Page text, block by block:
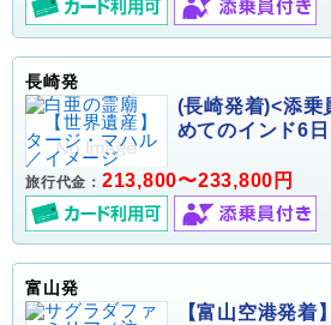
長崎発
(長崎発着)<添乗
めてのインド6日
旅行代金： 213,800〜233,800円
富山発
【富山空港発着